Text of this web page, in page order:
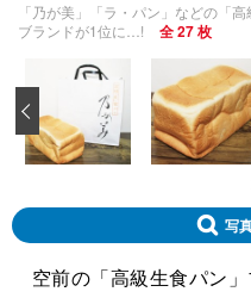
「乃が美」「ラ・パン」などの「
ブランドが1位に…!
全 27 枚
‹
写
空前の「高級生食パン